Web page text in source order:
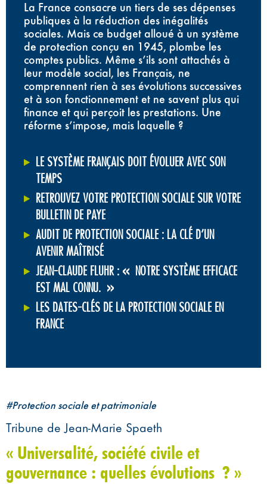
La France consacre un tiers de ses dépenses
publiques à la réduction des inégalités
sociales. Mais ce budget alloué à un système
de protection conçu en 1945, plombe les
comptes publics. Même s’ils sont attachés à
leur modèle social, les Français, ne
comprennent rien à ses évolutions successives
et à son fonctionnement et ne savent plus qui
finance et qui perçoit les prestations. Une
réforme s’impose, mais laquelle ?
LE SYSTÈME FRANÇAIS DOIT ÉVOLUER AVEC SON
TEMPS
RETROUVEZ VOTRE PROTECTION SOCIALE SUR VOTRE
BULLETIN DE PAYE
AUDIT DE PROTECTION SOCIALE : LA CLÉ D’UN
AVENIR MAÎTRISÉ
JEAN-CLAUDE FLUHR : « NOTRE SYSTÈME EFFICACE
EST MAL CONNU. »
LES DATES-CLÉS DE LA PROTECTION SOCIALE EN
FRANCE
#Protection sociale et patrimoniale
Tribune de Jean-Marie Spaeth
« Universalité, société civile et
gouvernance : quelles évolutions ? »